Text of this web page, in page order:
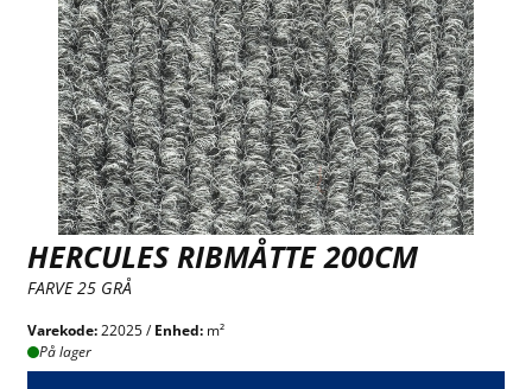
HERCULES RIBMÅTTE 200CM
FARVE 25 GRÅ
Varekode:22025 /Enhed: m²
På lager